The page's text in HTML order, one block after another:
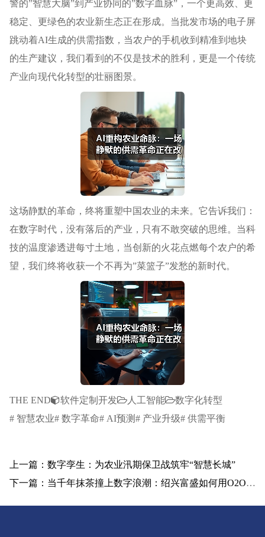
警的”智慧大脑”到产业协同的”数字血脉”，一个更高效、更
稳定、更绿色的农业新生态正在形成。当批发市场的电子屏
跳动着AI生成的供需指数，当农户的手机收到精准到地块
的生产建议，我们看到的不仅是技术的胜利，更是一个传统
产业向现代化转型的壮丽图景。
这场静默的革命，终将重塑中国农业的未来。它告诉我们：
在数字时代，没有落后的产业，只有不敢突破的思维。当科
技的温度渗透进每寸土地，当创新的火花点燃每个农户的希
望，我们终将收获一个不再为”菜篮子”发愁的新时代。
THE END 软件定制开发 人工智能
数字化转型
# 智慧农业# 数字革命# AI预测# 产业升级# 供需平衡
上一篇：数字孪生：为农业汛期保卫战筑牢“智慧长城”
下一篇：当千年抹茶撞上数字浪潮：绍兴富盛如何用O2O模式改写乡村振兴剧本？